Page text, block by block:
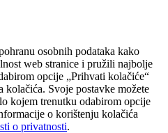
osobnih podataka kako
web stranice i pružili najbolje
opcije „Prihvati kolačiće“
kolačića. Svoje postavke možete
kojem trenutku odabirom opcije
o korištenju kolačića
o privatnosti.